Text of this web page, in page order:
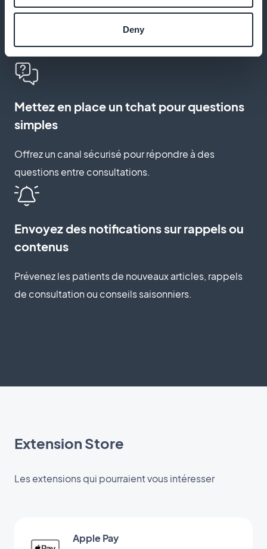
Deny
Vos patients peuvent enregistrer des guides
respiratoires pour y revenir facilement.
Mettez en place un tchat pour questions
simples
Offrez un canal sécurisé pour répondre à des
questions entre consultations.
Envoyez des notifications sur rappels ou
contenus
Prévenez les patients de nouveaux articles, rappels
de consultation ou conseils saisonniers.
Extension Store
Les extensions qui pourraient vous intéresser
Apple Pay